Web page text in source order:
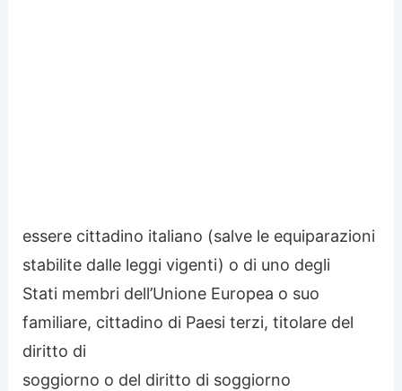
essere cittadino italiano (salve le equiparazioni
stabilite dalle leggi vigenti) o di uno degli
Stati membri dell’Unione Europea o suo
familiare, cittadino di Paesi terzi, titolare del
diritto di
soggiorno o del diritto di soggiorno